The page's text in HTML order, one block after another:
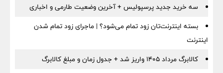
سه خرید جدید پرسپولیس + آخرین وضعیت طارمی و اخباری
بسته اینترنت‌تان زود تمام می‌شود؟ | ماجرای زود تمام شدن
اینترنت
کالابرگ مرداد ۱۴۰۵ واریز شد + جدول زمان و مبلغ کالابرگ